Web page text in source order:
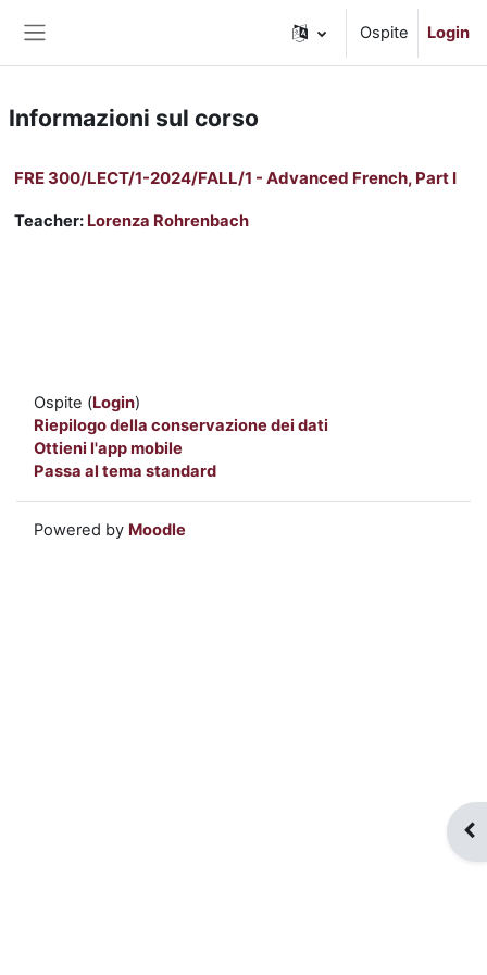
Ospite Login
Informazioni sul corso
FRE 300/LECT/1-2024/FALL/1 - Advanced French, Part I
Teacher: Lorenza Rohrenbach
Ospite (Login)
Riepilogo della conservazione dei dati
Ottieni l'app mobile
Passa al tema standard
Powered by Moodle